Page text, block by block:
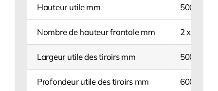
Hauteur utile mm 500
Nombre de hauteur frontale mm 2 x 150 /
Largeur utile des tiroirs mm 500
Profondeur utile des tiroirs mm 600